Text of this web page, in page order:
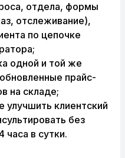
отдела, формы
отслеживание),
по цепочке
одной и той же
прайс-
на складе;
улучшить клиентский
без
в сутки.